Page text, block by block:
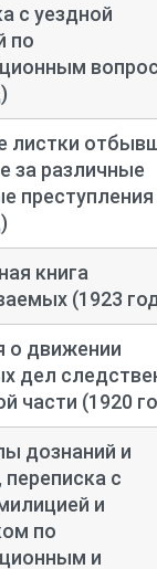
с уездной
по
листки
за различные
преступления
книга
(1923
о движении
дел
части (1920
дознаний и
с
и
по
и